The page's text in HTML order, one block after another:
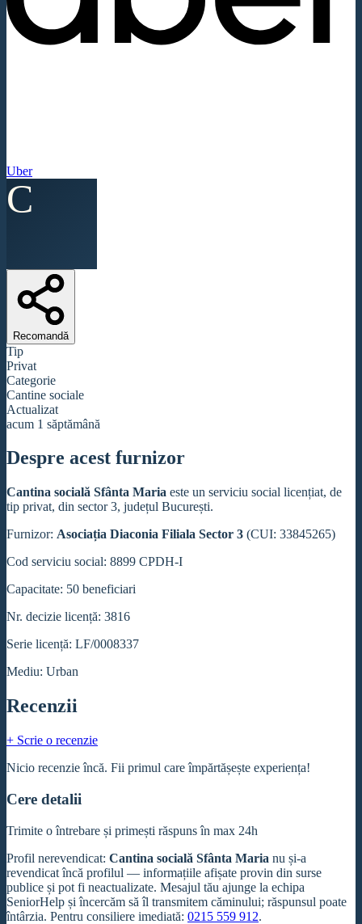
Uber
C
Recomandă
Tip
Privat
Categorie
Cantine sociale
Actualizat
acum 1 săptămână
Despre acest furnizor
Cantina socială Sfânta Maria este un serviciu social licențiat, de
tip privat, din sector 3, județul București.
Furnizor: Asociația Diaconia Filiala Sector 3 (CUI: 33845265)
Cod serviciu social: 8899 CPDH-I
Capacitate: 50 beneficiari
Nr. decizie licență: 3816
Serie licență: LF/0008337
Mediu: Urban
Recenzii
+ Scrie o recenzie
Nicio recenzie încă. Fii primul care împărtășește experiența!
Cere detalii
Trimite o întrebare și primești răspuns în max 24h
Profil nerevendicat: Cantina socială Sfânta Maria nu și-a
revendicat încă profilul — informațiile afișate provin din surse
publice și pot fi neactualizate. Mesajul tău ajunge la echipa
SeniorHelp și încercăm să îl transmitem căminului; răspunsul poate
întârzia. Pentru consiliere imediată: 0215 559 912.